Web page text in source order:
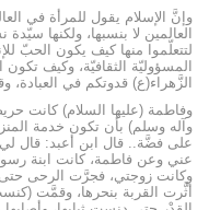
وإنَّ الإسلام يقول للمرأة في
العالمين لا بنسبها، ولكنها سيّدة
لتتعلّموا منها كيف يكون الحبّ
المسؤوليّة الثقافيّة، وكيف
الزَّهراء(ع) قدوتكم في العبادة،
وفاطمة (عليها السلام) كانت
وآله وسلم) بأن تكون خدمة
على فضَّة.. قال ابن أعبد: قال لي
عني وعن فاطمة، كانت ابنة رسول
وكانت زوجتي، فجرَّت الرحى حتى
أثَّرت القربة بنحرها، وقمَّت